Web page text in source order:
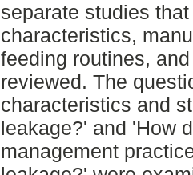
separate studies
characteristics,
feeding routines,
reviewed. The
characteristics and
leakage?' and 'How
management